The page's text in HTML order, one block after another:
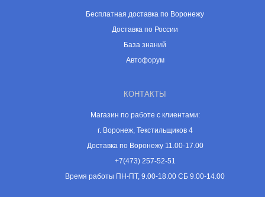
Бесплатная доставка по Воронежу
Доставка по России
База знаний
Автофорум
КОНТАКТЫ
Магазин по работе с клиентами:
г. Воронеж, Текстильщиков 4
Доставка по Воронежу 11.00-17.00
+7(473) 257-52-51
Время работы ПН-ПТ, 9.00-18.00 СБ 9.00-14.00